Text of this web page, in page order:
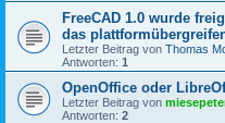
FreeCAD 1.0 wurde
das
Letzter Beitrag von Thomas
Antworten: 1
OpenOffice oder
Letzter Beitrag von
Antworten: 2